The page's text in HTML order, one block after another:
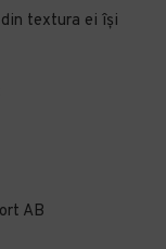
textura ei își
AB